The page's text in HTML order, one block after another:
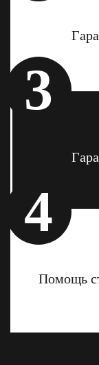
3
Помощь
4